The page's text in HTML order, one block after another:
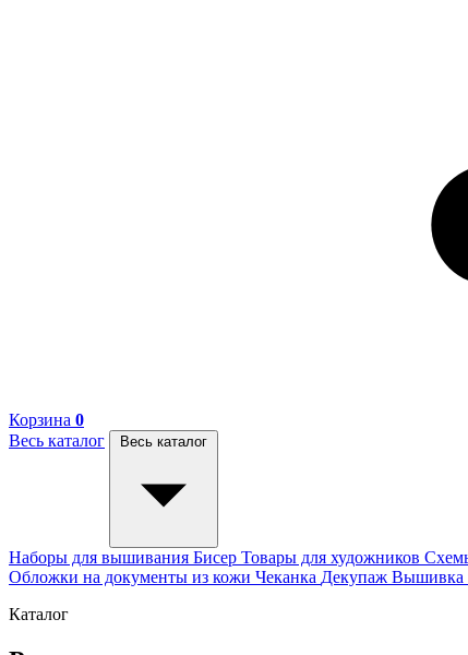
Корзина 0
Весь каталог
Весь каталог
Наборы для вышивания Бисер Товары для художников
Обложки на документы из кожи Чеканка Декупаж Вышивка
Каталог